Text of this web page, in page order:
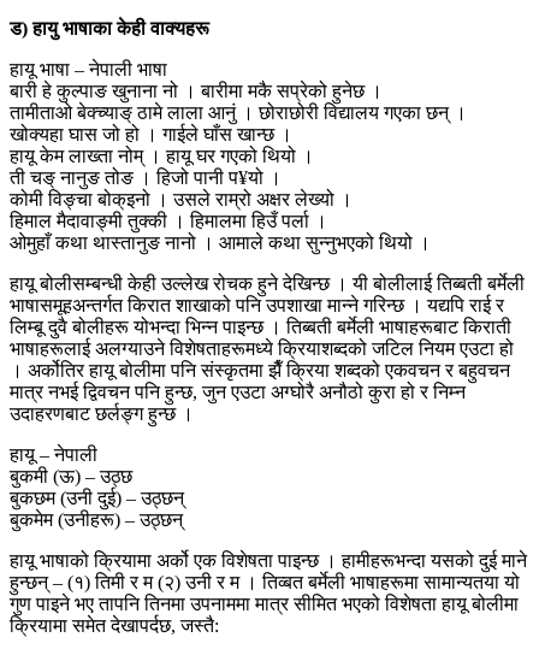
ड) हायु भाषाका केही वाक्यहरू
हायू भाषा – नेपाली भाषा
बारी हे कुल्पाङ खुनाना नो । बारीमा मकै सप्रेको हुनेछ ।
तामीताओ बेक्च्याङ् ठामे लाला आनुं । छोराछोरी विद्यालय गएका छन् ।
खोक्यहा घास जो हो । गाईले घाँस खान्छ ।
हायू केम लाख्ता नोम् । हायू घर गएको थियो ।
ती चङ् नानुङ तोङ । हिजो पानी प¥यो ।
कोमी विङ्चा बोक्इनो । उसले राम्रो अक्षर लेख्यो ।
हिमाल मैदावाङ्मी तुक्की । हिमालमा हिउँ पर्ला ।
ओमुहाँ कथा थास्तानुङ नानो । आमाले कथा सुन्नुभएको थियो ।
हायू बोलीसम्बन्धी केही उल्लेख रोचक हुने देखिन्छ । यी बोलीलाई तिब्बती बर्मेली
भाषासमूहअन्तर्गत किरात शाखाको पनि उपशाखा मान्ने गरिन्छ । यद्यपि राई र
लिम्बू दुवै बोलीहरू योभन्दा भिन्न पाइन्छ । तिब्बती बर्मेली भाषाहरूबाट किराती
भाषाहरूलाई अलग्याउने विशेषताहरूमध्ये क्रियाशब्दको जटिल नियम एउटा हो
। अर्कोतिर हायू बोलीमा पनि संस्कृतमा झैँ क्रिया शब्दको एकवचन र बहुवचन
मात्र नभई द्विवचन पनि हुन्छ, जुन एउटा अग्घोरै अनौठो कुरा हो र निम्न
उदाहरणबाट छर्लङ्ग हुन्छ ।
हायू – नेपाली
बुकमी (ऊ) – उठ्छ
बुकछम (उनी दुई) – उठ्छन्
बुकमेम (उनीहरू) – उठ्छन्
हायू भाषाको क्रियामा अर्को एक विशेषता पाइन्छ । हामीहरूभन्दा यसको दुई माने
हुन्छन् – (१) तिमी र म (२) उनी र म । तिव्बत बर्मेली भाषाहरूमा सामान्यतया यो
गुण पाइने भए तापनि तिनमा उपनाममा मात्र सीमित भएको विशेषता हायू बोलीमा
क्रियामा समेत देखापर्दछ, जस्तै: